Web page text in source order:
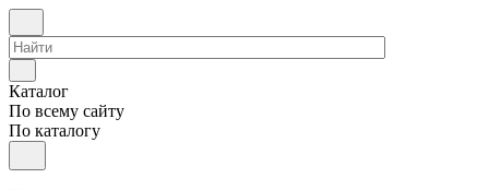
Каталог
По всему сайту
По каталогу